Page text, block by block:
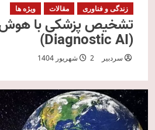
زندگی و فناوری مقالات ویژه ها
تشخیص پزشکی با
(Diagnostic AI)
سردبیر 2 شهریور 1404